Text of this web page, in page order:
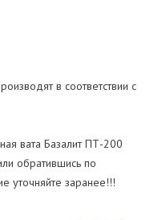
в соответствии с
вата Базалит ПТ-200
обратившись по
уточняйте заранее!!!